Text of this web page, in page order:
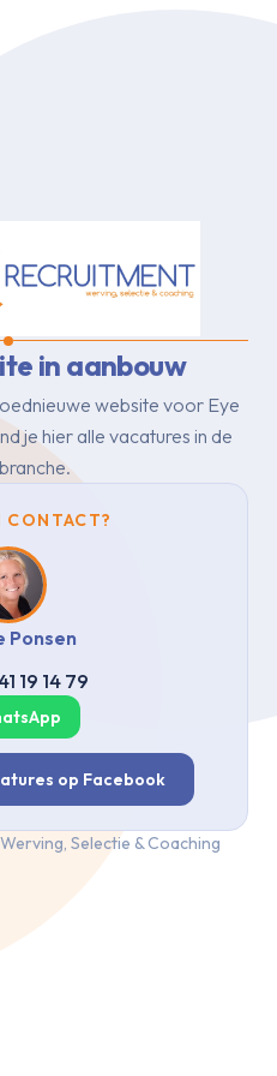
in aanbouw
website voor Eye
je hier alle vacatures in de
CONTACT?
Ponsen
19 14 79
op Facebook
Selectie & Coaching